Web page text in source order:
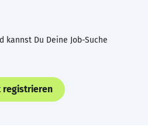
kannst Du Deine Job-Suche
registrieren